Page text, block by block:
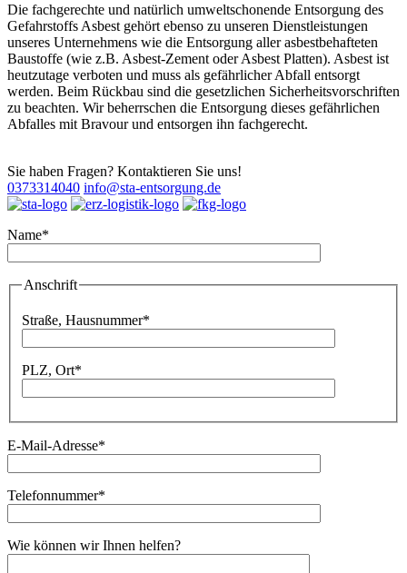
Die fachgerechte und natürlich umweltschonende Entsorgung des
Gefahrstoffs Asbest gehört ebenso zu unseren Dienstleistungen
unseres Unternehmens wie die Entsorgung aller asbestbehafteten
Baustoffe (wie z.B. Asbest-Zement oder Asbest Platten). Asbest ist
heutzutage verboten und muss als gefährlicher Abfall entsorgt
werden. Beim Rückbau sind die gesetzlichen Sicherheitsvorschriften
zu beachten. Wir beherrschen die Entsorgung dieses gefährlichen
Abfalles mit Bravour und entsorgen ihn fachgerecht.
Sie haben Fragen? Kontaktieren Sie uns!
0373314040 info@sta-entsorgung.de
Name*
Bitte lassen Sie dieses Feld leer.
Anschrift
Straße, Hausnummer*
PLZ, Ort*
E-Mail-Adresse*
Telefonnummer*
Wie können wir Ihnen helfen?